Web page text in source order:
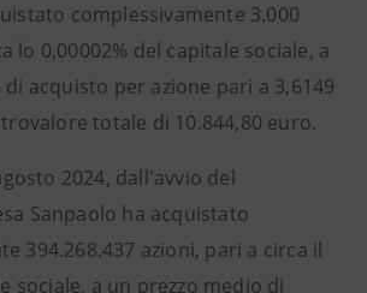
complessivamente 3.000
lo 0,00002% del capitale sociale, a
acquisto per azione pari a 3,6149
totale di 10.844,80 euro.
2024, dall'avvio del
Sanpaolo ha acquistato
394.268.437 azioni, pari a circa il
sociale, a un prezzo medio di